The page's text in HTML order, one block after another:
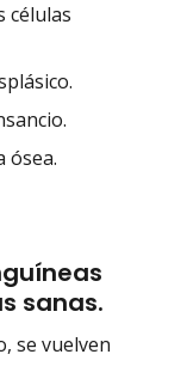
células
ósea.
sanas.
se vuelven